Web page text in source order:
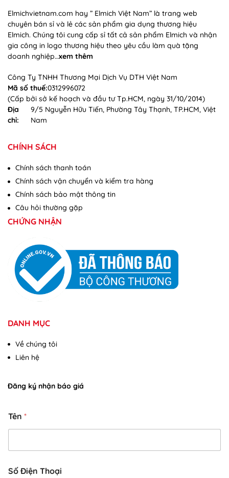
Elmichvietnam.com hay ” Elmich Việt Nam” là trang web
chuyên bán sỉ và lẻ các sản phẩm gia dụng thương hiệu
Elmich. Chúng tôi cung cấp sỉ tất cả sản phẩm Elmich và nhận
gia công in logo thương hiệu theo yêu cầu làm quà tặng
doanh nghiệp…xem thêm
Công Ty TNHH Thương Mại Dịch Vụ DTH Việt Nam
Mã số thuế:0312996072
(Cấp bởi sở kế hoạch và đầu tư Tp.HCM, ngày 31/10/2014)
Địa
chỉ:
9/5 Nguyễn Hữu Tiến, Phường Tây Thạnh, TP.HCM, Việt
Nam
CHÍNH SÁCH
Chính sách thanh toán
Chính sách vận chuyển và kiểm tra hàng
Chính sách bảo mật thông tin
Câu hỏi thường gặp
CHỨNG NHẬN
DANH MỤC
Về chúng tôi
Liên hệ
Đăng ký nhận báo giá
Tên *
Số Điện Thoại